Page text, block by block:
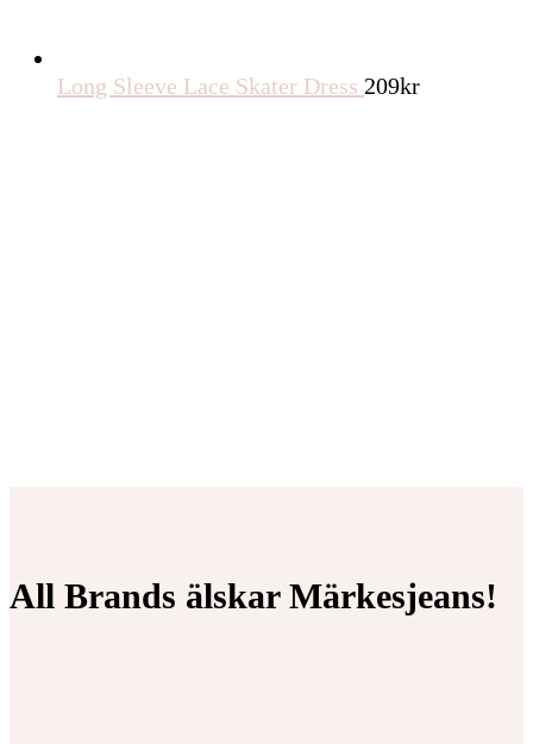
Long Sleeve Lace Skater Dress 209kr
All Brands älskar Märkesjeans!